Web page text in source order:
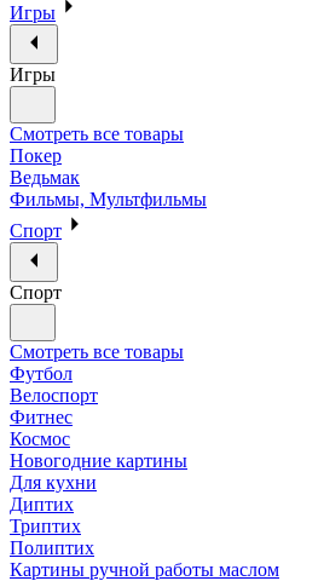
Игры
Игры
Смотреть все товары
Покер
Ведьмак
Фильмы, Мультфильмы
Спорт
Спорт
Смотреть все товары
Футбол
Велоспорт
Фитнес
Космос
Новогодние картины
Для кухни
Диптих
Триптих
Полиптих
Картины ручной работы маслом